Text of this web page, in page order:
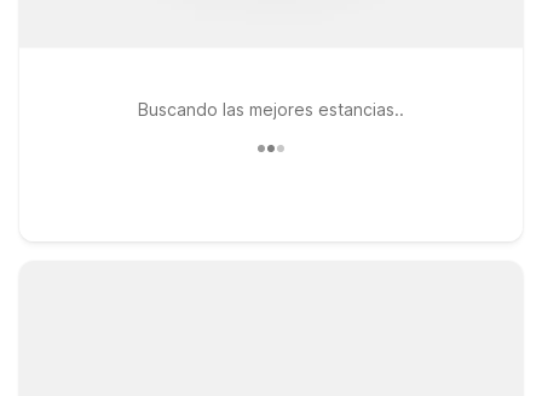
Buscando las mejores estancias..